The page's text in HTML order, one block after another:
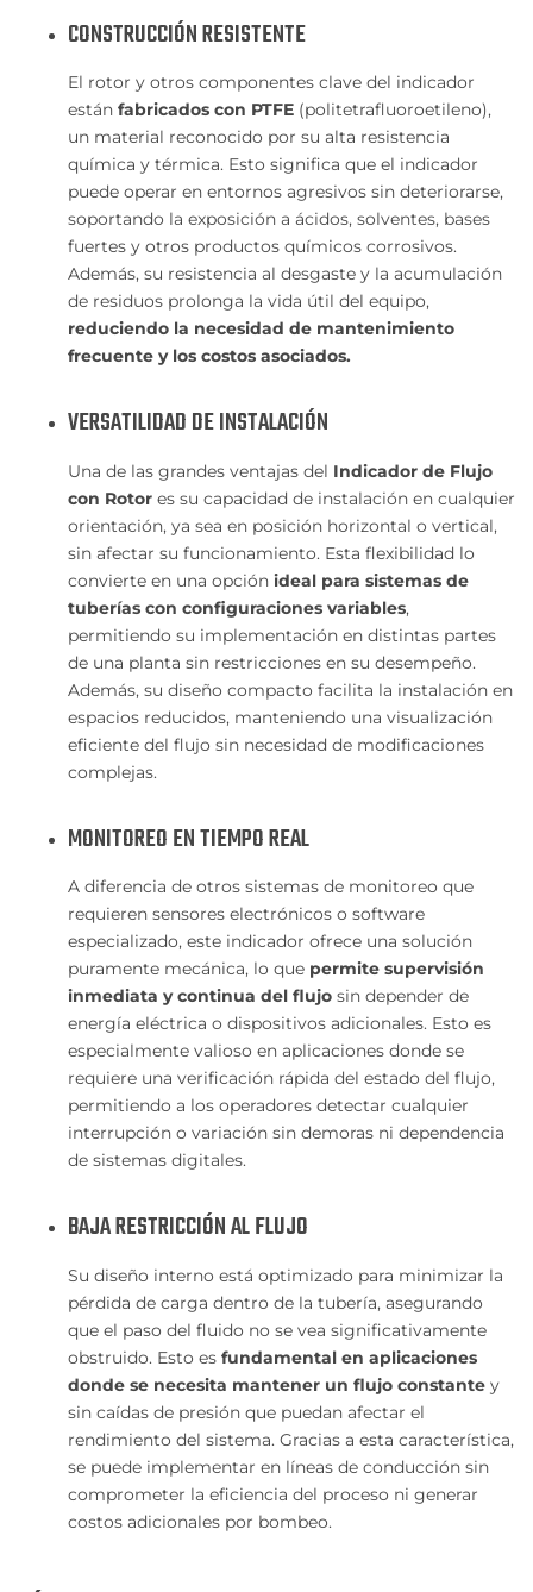
CONSTRUCCIÓN RESISTENTE
El rotor y otros componentes clave del indicador
están fabricados con PTFE (politetrafluoroetileno),
un material reconocido por su alta resistencia
química y térmica. Esto significa que el indicador
puede operar en entornos agresivos sin deteriorarse,
soportando la exposición a ácidos, solventes, bases
fuertes y otros productos químicos corrosivos.
Además, su resistencia al desgaste y la acumulación
de residuos prolonga la vida útil del equipo,
reduciendo la necesidad de mantenimiento
frecuente y los costos asociados.
VERSATILIDAD DE INSTALACIÓN
Una de las grandes ventajas del Indicador de Flujo
con Rotor es su capacidad de instalación en cualquier
orientación, ya sea en posición horizontal o vertical,
sin afectar su funcionamiento. Esta flexibilidad lo
convierte en una opción ideal para sistemas de
tuberías con configuraciones variables,
permitiendo su implementación en distintas partes
de una planta sin restricciones en su desempeño.
Además, su diseño compacto facilita la instalación en
espacios reducidos, manteniendo una visualización
eficiente del flujo sin necesidad de modificaciones
complejas.
MONITOREO EN TIEMPO REAL
A diferencia de otros sistemas de monitoreo que
requieren sensores electrónicos o software
especializado, este indicador ofrece una solución
puramente mecánica, lo que permite supervisión
inmediata y continua del flujo sin depender de
energía eléctrica o dispositivos adicionales. Esto es
especialmente valioso en aplicaciones donde se
requiere una verificación rápida del estado del flujo,
permitiendo a los operadores detectar cualquier
interrupción o variación sin demoras ni dependencia
de sistemas digitales.
BAJA RESTRICCIÓN AL FLUJO
Su diseño interno está optimizado para minimizar la
pérdida de carga dentro de la tubería, asegurando
que el paso del fluido no se vea significativamente
obstruido. Esto es fundamental en aplicaciones
donde se necesita mantener un flujo constante y
sin caídas de presión que puedan afectar el
rendimiento del sistema. Gracias a esta característica,
se puede implementar en líneas de conducción sin
comprometer la eficiencia del proceso ni generar
costos adicionales por bombeo.